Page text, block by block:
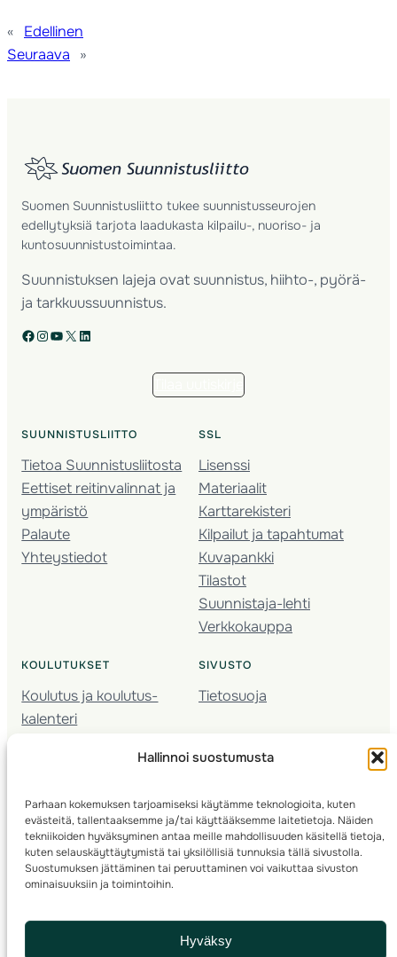
Hallinnoi suostumusta
Parhaan kokemuksen tarjoamiseksi käytämme teknologioita, kuten
evästeitä, tallentaaksemme ja/tai käyttääksemme laitetietoja. Näiden
tekniikoiden hyväksyminen antaa meille mahdollisuuden käsitellä tietoja,
kuten selauskäyttäytymistä tai yksilöllisiä tunnuksia tällä sivustolla.
Suostumuksen jättäminen tai peruuttaminen voi vaikuttaa sivuston
ominaisuuksiin ja toimintoihin.
Hyväksy
«
Edellinen
Seuraava
»
Suomen Suunnistusliitto tukee suunnistusseurojen
edellytyksiä tarjota laadukasta kilpailu-, nuoriso- ja
kuntosuunnistustoimintaa.
Suunnistuksen lajeja ovat suunnistus, hiihto-, pyörä-
ja tarkkuussuunnistus.
Facebook Instagram YouTube X LinkedIn
SUUNNISTUSLIITTO
Tietoa Suunnistusliitosta
Eettiset reitinvalinnat ja
ympäristö
Palaute
Yhteystiedot
SSL
Lisenssi
Materiaalit
Karttarekisteri
Kilpailut ja tapahtumat
Kuvapankki
Tilastot
Suunnistaja-lehti
Verkkokauppa
KOULUTUKSET
Koulutus ja koulutus­
kalenteri
Seura­kehittäminen
Kartoitus
Ratamestari
SIVUSTO
Tietosuoja
© 2025 ·Suomen Suunnistusliitto· Valimotie 10, 00380 Helsinki, Finland
info(a)suunnistusliitto.fi,Rastilipun asiat: rastilippu(a)suunnistusliitto.fi